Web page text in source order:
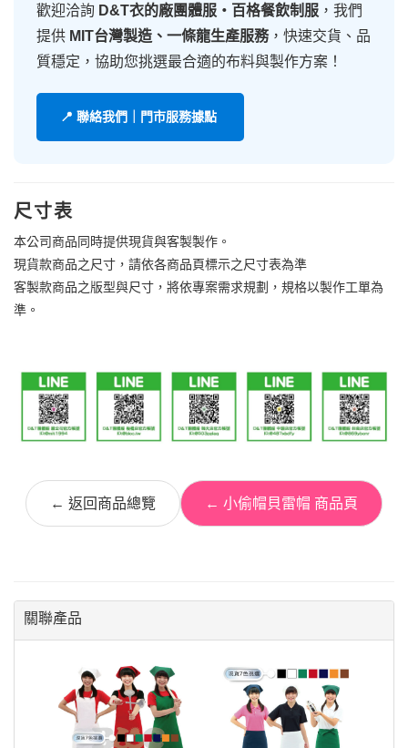
歡迎洽詢 D&T衣的廠團體服・百格餐飲制服 ，我們
提供 MIT台灣製造、一條龍生產服務，快速交貨、品
質穩定，協助您挑選最合適的布料與製作方案！
📍 聯絡我們｜門市服務據點
尺寸表
本公司商品同時提供現貨與客製製作。
現貨款商品之尺寸，請依各商品頁標示之尺寸表為準
客製款商品之版型與尺寸，將依專案需求規劃，規格以製作工單為
準。
← 返回商品總覽 ← 小偷帽貝雷帽 商品頁
關聯產品